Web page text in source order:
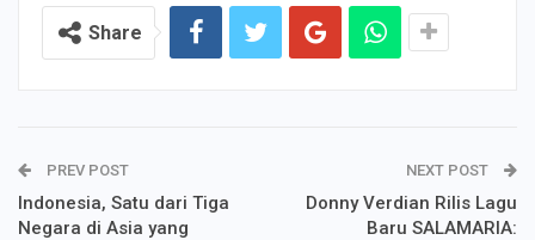
Share
PREV POST
Indonesia, Satu dari Tiga
Negara di Asia yang
NEXT POST
Donny Verdian Rilis Lagu
Baru SALAMARIA: